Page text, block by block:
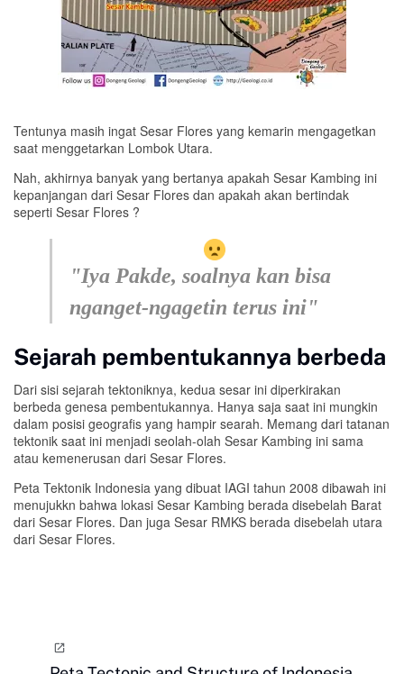
Tentunya masih ingat Sesar Flores yang kemarin mengagetkan
saat menggetarkan Lombok Utara.
Nah, akhirnya banyak yang bertanya apakah Sesar Kambing ini
kepanjangan dari Sesar Flores dan apakah akan bertindak
seperti Sesar Flores ?
"Iya Pakde, soalnya kan bisa
nganget-ngagetin terus ini"
Sejarah pembentukannya berbeda
Dari sisi sejarah tektoniknya, kedua sesar ini diperkirakan
berbeda genesa pembentukannya. Hanya saja saat ini mungkin
dalam posisi geografis yang hampir searah. Memang dari tatanan
tektonik saat ini menjadi seolah-olah Sesar Kambing ini sama
atau kemenerusan dari Sesar Flores.
Peta Tektonik Indonesia yang dibuat IAGI tahun 2008 dibawah ini
menujukkn bahwa lokasi Sesar Kambing berada disebelah Barat
dari Sesar Flores. Dan juga Sesar RMKS berada disebelah utara
dari Sesar Flores.